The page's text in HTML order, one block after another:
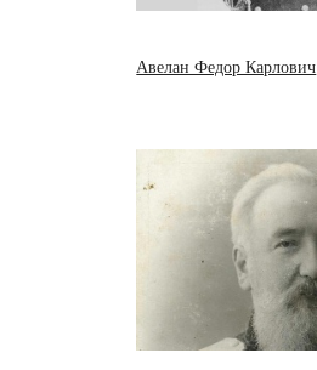
Авелан Федор Карлович